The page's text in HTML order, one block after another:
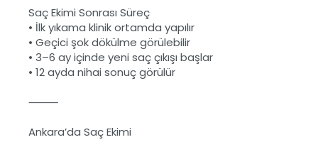
Saç Ekimi Sonrası Süreç
• İlk yıkama klinik ortamda yapılır
• Geçici şok dökülme görülebilir
• 3–6 ay içinde yeni saç çıkışı başlar
• 12 ayda nihai sonuç görülür
⸻
Ankara’da Saç Ekimi